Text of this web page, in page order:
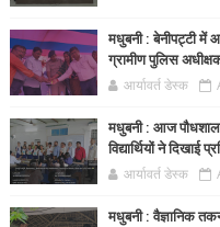
मधुबनी : बेनीपट्टी में
ग्रामीण पुलिस
आर्यावर्त डेस्क
मधुबनी : आज
विद्यार्थियों ने दिखाई
आर्यावर्त डेस्क
मधुबनी : वैज्ञानिक